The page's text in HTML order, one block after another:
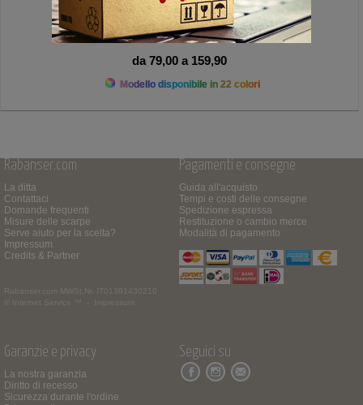
da 79,00 a 159,90
Modello disponibile in 22 colori
Rabanser.com
La ditta
Contattaci
Domande frequenti
Misure delle scarpe
Serve aiuto per la scelta?
Impressum
Credits & Partner
Rabanser.com
MWSt.Nr. IT01391430210
© Internet Service ™ -
Impressum
Pagamenti e consegne
Guida all'acquisto
Tempi e costi delle consegne
Spedizione espressa
Restituzione o cambio merce
Modalità di pagamento
Garanzie e privacy
La nostra garanzia
Diritto di recesso
Sicurezza durante l'ordine
Seguici su